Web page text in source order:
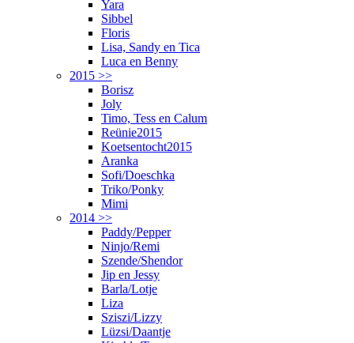
Yara
Sibbel
Floris
Lisa, Sandy en Tica
Luca en Benny
2015 >>
Borisz
Joly
Timo, Tess en Calum
Reünie2015
Koetsentocht2015
Aranka
Sofi/Doeschka
Triko/Ponky
Mimi
2014 >>
Paddy/Pepper
Ninjo/Remi
Szende/Shendor
Jip en Jessy
Barla/Lotje
Liza
Sziszi/Lizzy
Lüzsi/Daantje